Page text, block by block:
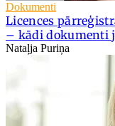
Dokumenti
Licences
– kādi dokumenti
Nataļja Puriņa